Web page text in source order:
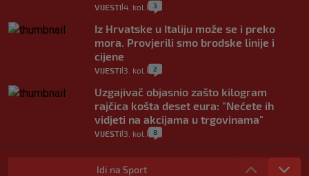
VIJESTI 4. kol. 3
Iz Hrvatske u Italiju može se i preko
mora. Provjerili smo brodske linije i
cijene
VIJESTI 3. kol. 2
Uzgajivač objasnio zašto kilogram
rajčica košta deset eura: "Nećete ih
vidjeti na akcijama u trgovinama"
VIJESTI 3. kol. 8
Selidba je jedno od stresnijih iskustava.
Evo aktualnih cijena i nekoliko savjeta
Idi na Sport